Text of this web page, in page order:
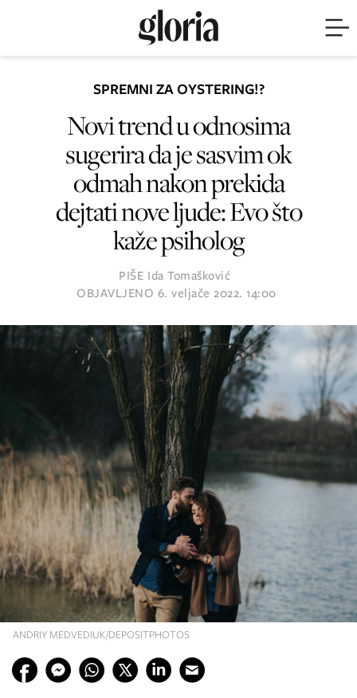
ANDRIY MEDVEDIUK/DEPOSITPHOTOS
SPREMNI ZA OYSTERING!?
Novi trend u odnosima
sugerira da je sasvim ok
odmah nakon prekida
dejtati nove ljude: Evo što
kaže psiholog
PIŠE Ida Tomašković
OBJAVLJENO 6. veljače 2022. 14:00